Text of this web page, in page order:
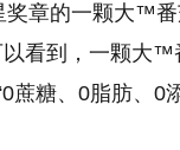
章的一颗大™
看到，一颗大
蔗糖、0脂肪、0